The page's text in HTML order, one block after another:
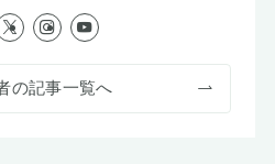
の記事一覧へ